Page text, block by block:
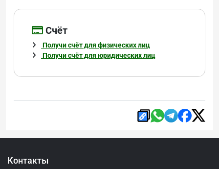
Cчёт
Получи счёт для физических лиц
Получи счёт для юридических лиц
Контакты